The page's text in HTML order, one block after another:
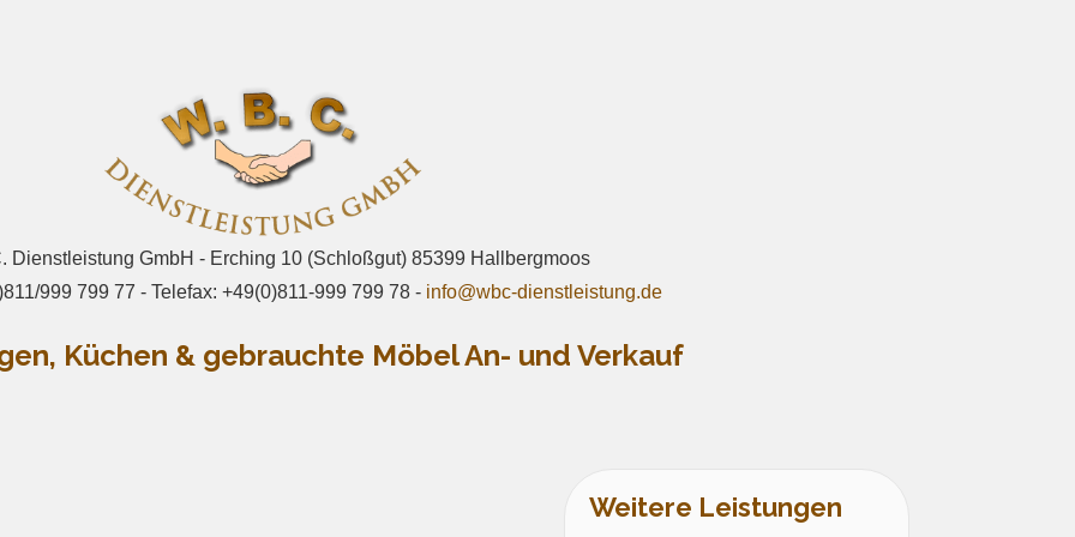
Dienstleistung GmbH - Erching 10 (Schloßgut) 85399 Hallbergmoos
999 799 77 - Telefax: +49(0)811-999 799 78 - info@wbc-dienstleistung.de
Küchen & gebrauchte Möbel An- und Verkauf
Weitere Leistungen